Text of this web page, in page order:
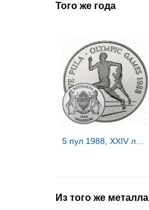
Того же года
Из того же металла